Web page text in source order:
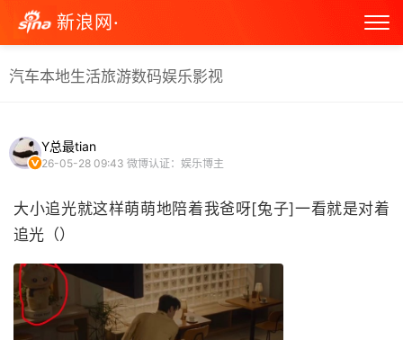
新浪网·
汽车本地生活旅游数码娱乐影视
Y总最tian
26-05-28 09:43 微博认证：娱乐博主
大小追光就这样萌萌地陪着我爸呀[兔子]一看就是对着
追光（） ​